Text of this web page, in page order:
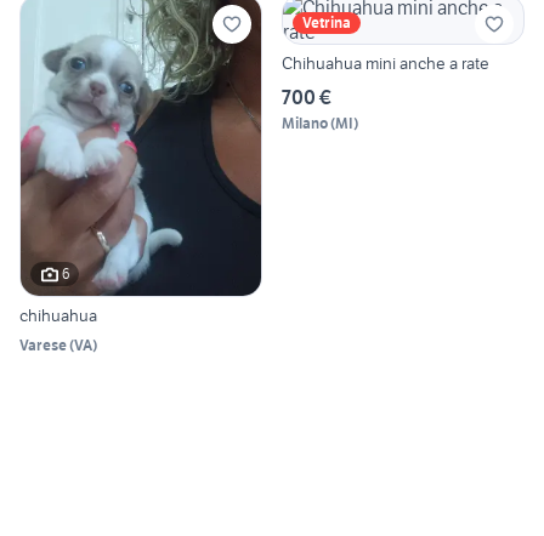
6
chihuahua
Varese(VA)
Vetrina
Chihuahua mini anche a rate
700 €
Milano(MI)